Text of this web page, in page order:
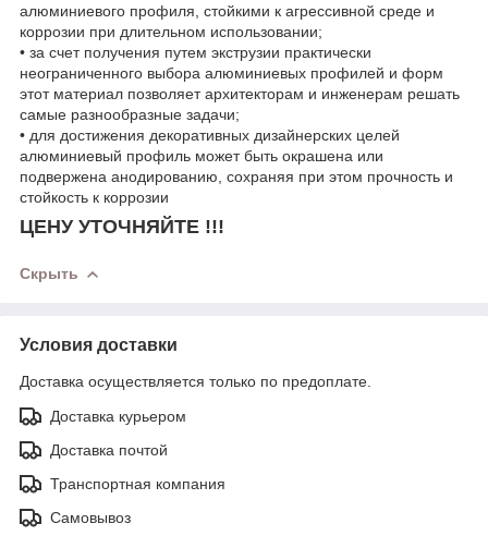
алюминиевого профиля, стойкими к агрессивной среде и
коррозии при длительном использовании;
• за счет получения путем экструзии практически
неограниченного выбора алюминиевых профилей и форм
этот материал позволяет архитекторам и инженерам решать
самые разнообразные задачи;
• для достижения декоративных дизайнерских целей
алюминиевый профиль может быть окрашена или
подвержена анодированию, сохраняя при этом прочность и
стойкость к коррозии
ЦЕНУ УТОЧНЯЙТЕ !!!
Скрыть
Условия доставки
Доставка осуществляется только по предоплате.
Доставка курьером
Доставка почтой
Транспортная компания
Самовывоз